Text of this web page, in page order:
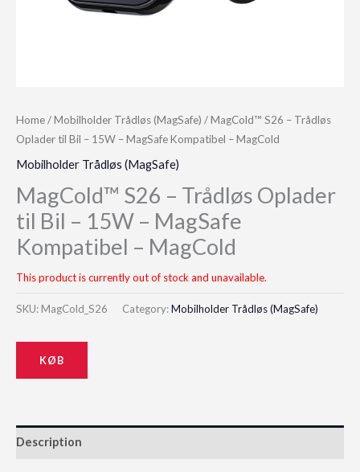
Home/Mobilholder Trådløs (MagSafe) / MagCold™ S26 – Trådløs
Oplader til Bil – 15W – MagSafe Kompatibel – MagCold
Mobilholder Trådløs (MagSafe)
MagCold™ S26 – Trådløs Oplader
til Bil – 15W – MagSafe
Kompatibel – MagCold
This product is currently out of stock and unavailable.
SKU: MagCold_S26 Category:Mobilholder Trådløs (MagSafe)
KØB
Description